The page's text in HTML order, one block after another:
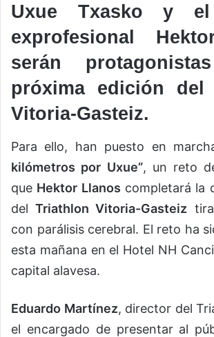
Uxue Txasko y el
exprofesional
serán
próxima edición del
Vitoria-Gasteiz.
Para ello, han puesto en
kilómetros por Uxue”, un reto
que Hektor Llanos completará la
delTriathlon Vitoria-Gasteiz
con parálisis cerebral. El reto ha
esta mañana en el Hotel NH
capital alavesa.
Eduardo Martínez, director del
el encargado de presentar al